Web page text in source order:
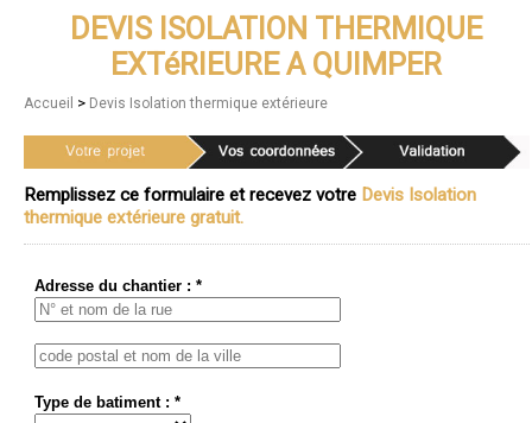
DEVIS ISOLATION THERMIQUE
EXTéRIEURE A QUIMPER
Accueil > Devis Isolation thermique extérieure
Remplissez ce formulaire et recevez votre Devis Isolation
thermique extérieure gratuit.
Adresse du chantier : *
Type de batiment : *